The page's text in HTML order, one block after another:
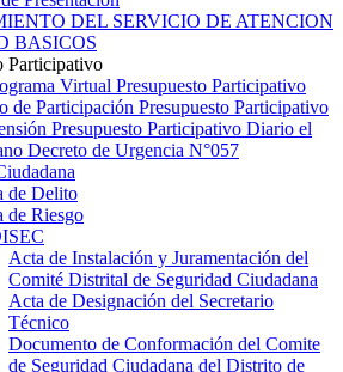
DEL SERVICIO DE ATENCION
BASICOS
Participativo
Virtual Presupuesto Participativo
de Participación Presupuesto Participativo
Presupuesto Participativo Diario el
Decreto de Urgencia N°057
de Delito
de Riesgo
Acta de Instalación y Juramentación del
Comité Distrital de Seguridad Ciudadana
Acta de Designación del Secretario
Técnico
Documento de Conformación del Comite
de Seguridad Ciudadana del Distrito de